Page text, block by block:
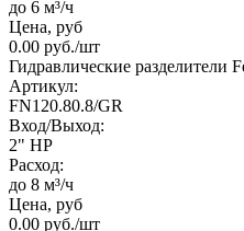
до 6 м³/ч
Цена, руб
0.00 руб./шт
Гидравлические разделители
Артикул:
FN120.80.8/GR
Вход/Выход:
2" НР
Расход:
до 8 м³/ч
Цена, руб
0.00 руб./шт